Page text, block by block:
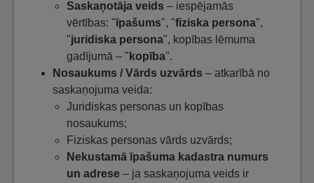
Saskaņotāja veids – iespējamās
vērtības: "īpašums", "fiziska persona",
"juridiska persona", kopības lēmuma
gadījumā – " kopība".
Nosaukums / Vārds uzvārds – atkarībā no
saskaņojuma veida:
Juridiskas personas un kopības
nosaukums;
Fiziskas personas vārds uzvārds;
Nekustamā īpašuma kadastra numurs
un adrese – ja saskaņojuma veids ir